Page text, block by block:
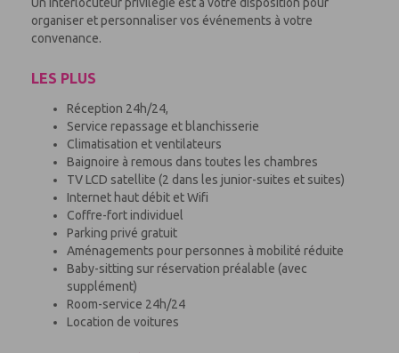
organiser et personnaliser vos événements à votre
convenance.
LES PLUS
Réception 24h/24,
Service repassage et blanchisserie
Climatisation et ventilateurs
Baignoire à remous dans toutes les chambres
TV LCD satellite (2 dans les junior-suites et suites)
Internet haut débit et Wifi
Coffre-fort individuel
Parking privé gratuit
Aménagements pour personnes à mobilité réduite
Baby-sitting sur réservation préalable (avec
supplément)
Room-service 24h/24
Location de voitures